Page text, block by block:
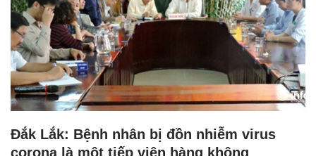
Đắk Lắk: Bệnh nhân bị đồn nhiễm virus
corona là một tiếp viên hàng không